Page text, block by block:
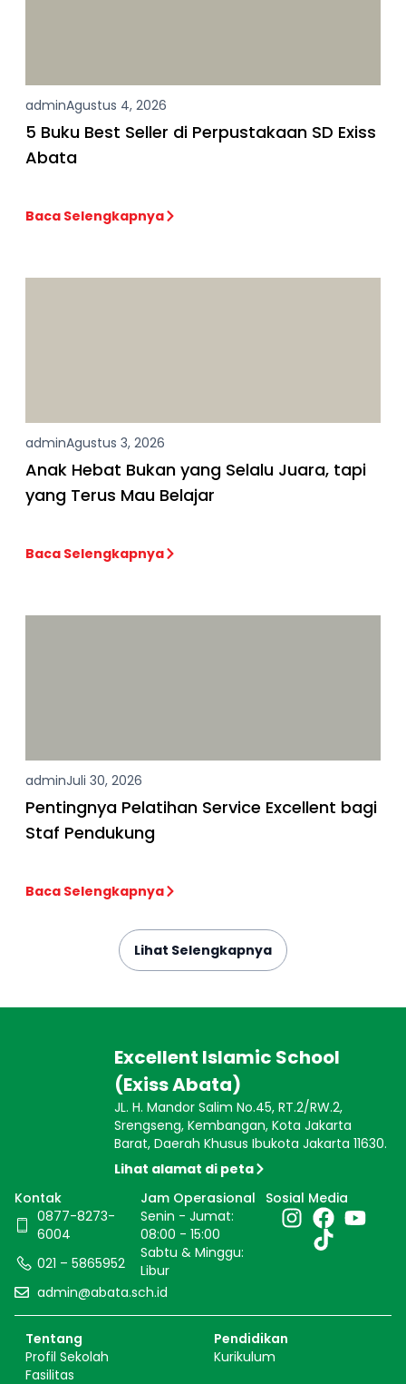
adminAgustus 4, 2026
5 Buku Best Seller di Perpustakaan SD Exiss
Abata
Baca Selengkapnya
adminAgustus 3, 2026
Anak Hebat Bukan yang Selalu Juara, tapi
yang Terus Mau Belajar
Baca Selengkapnya
adminJuli 30, 2026
Pentingnya Pelatihan Service Excellent bagi
Staf Pendukung
Baca Selengkapnya
Lihat Selengkapnya
Excellent Islamic School
(Exiss Abata)
JL. H. Mandor Salim No.45, RT.2/RW.2,
Srengseng, Kembangan, Kota Jakarta
Barat, Daerah Khusus Ibukota Jakarta 11630.
Lihat alamat di peta
Kontak
0877-8273-
6004
021 – 5865952
admin@abata.sch.id
Jam Operasional
Senin - Jumat:
08:00 - 15:00
Sabtu & Minggu:
Libur
Sosial Media
Tentang
Profil Sekolah
Fasilitas
Pendidikan
Kurikulum